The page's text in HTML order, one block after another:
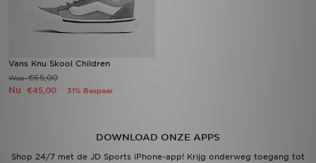
Vans Knu Skool Children
Was€65,00
Nu €45,00 31% Bespaar
DOWNLOAD ONZE APPS
Shop 24/7 met de JD Sports iPhone-app! Krijg onderweg toegang tot